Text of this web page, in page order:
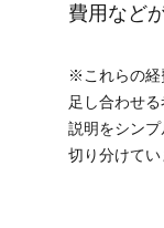
費用など
※これらの​経
足し合わせ
説明を​シン
切り分けてい